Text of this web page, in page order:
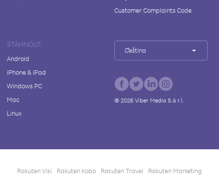
Customer Complaints Code
STÁHNOUT
Android
iPhone & iPad
Windows PC
Mac
Linux
Čeština
© 2026Viber Media S.à r.l.
Rakuten Viki Rakuten Kobo Rakuten Travel Rakuten Marketing